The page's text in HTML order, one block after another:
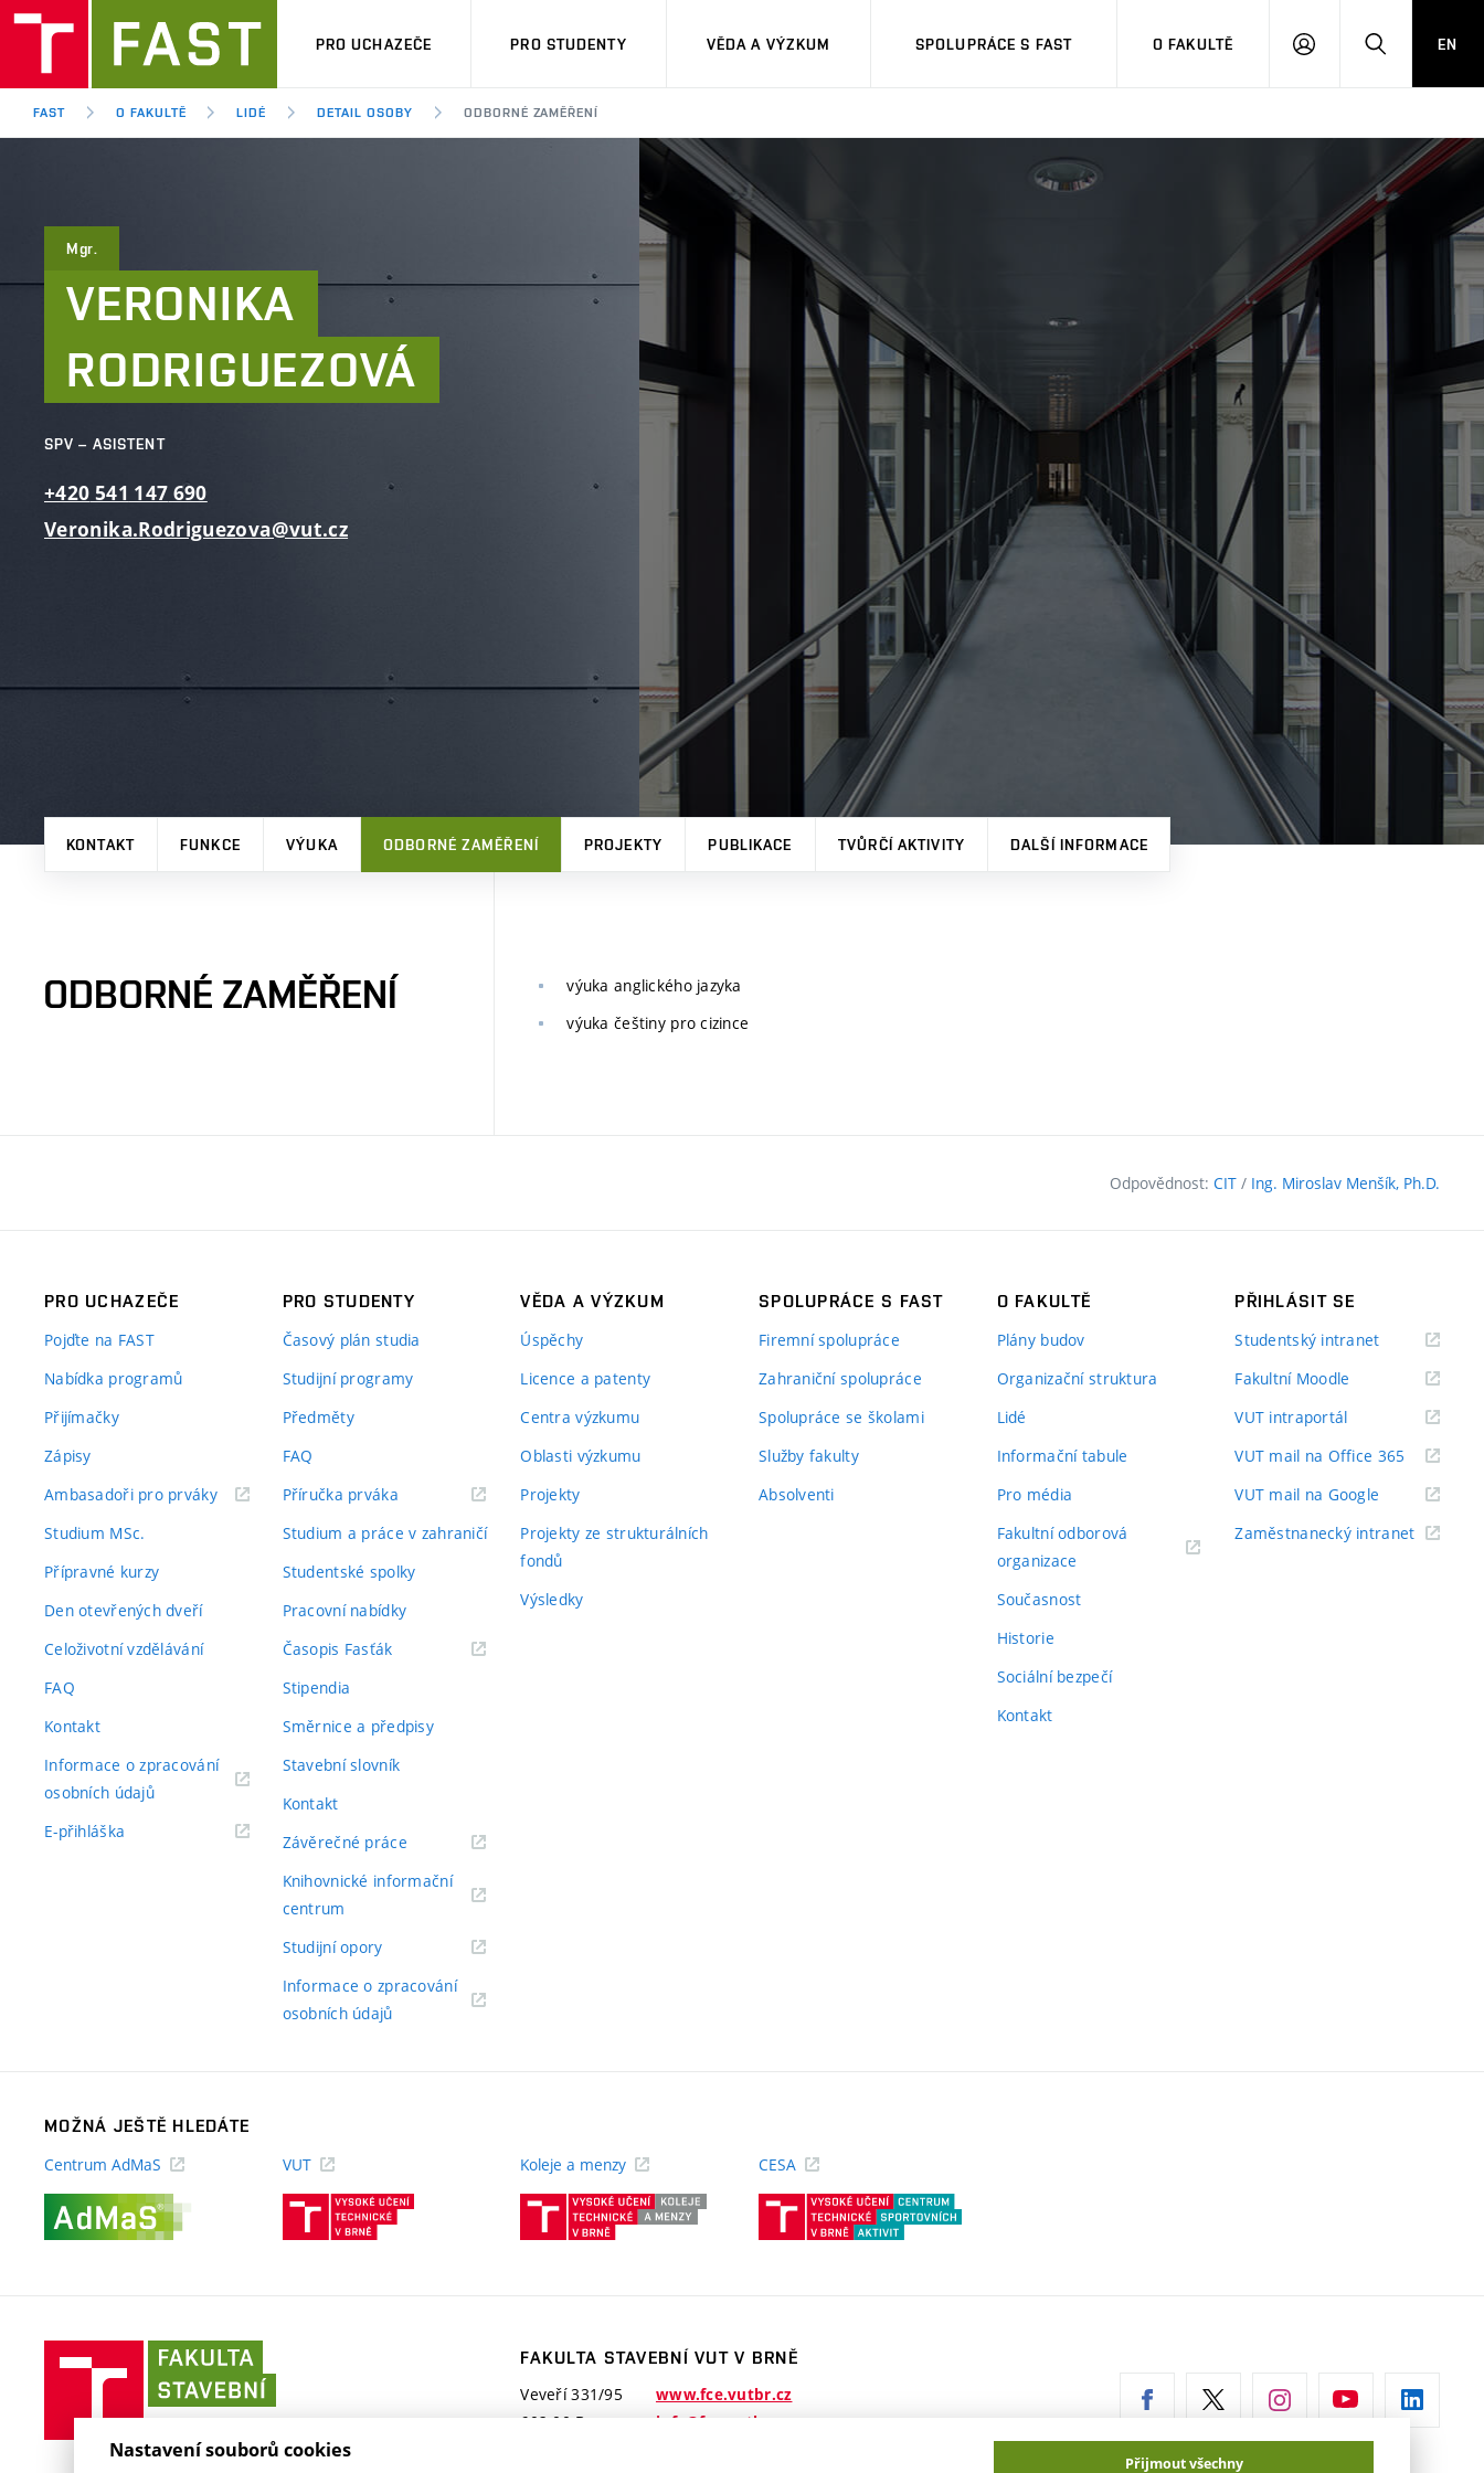
PRO UCHAZEČE PRO STUDENTY VĚDA A VÝZKUM SPOLUPRÁCE S FAST O FAKULTĚ
PŘIHLÁSITHLEDAT
EN
FAST O FAKULTĚ LIDÉ DETAIL OSOBY ODBORNÉ ZAMĚŘENÍ
Mgr.
VERONIKA
RODRIGUEZOVÁ
SPV – ASISTENT
+420 541 147 690
Veronika.Rodriguezova@vut.cz
KONTAKT FUNKCE VÝUKA ODBORNÉ ZAMĚŘENÍ PROJEKTY PUBLIKACE TVŮRČÍ AKTIVITY DALŠÍ INFORMACE
ODBORNÉ ZAMĚŘENÍ
výuka anglického jazyka
výuka češtiny pro cizince
Odpovědnost: CIT / Ing. Miroslav Menšík, Ph.D.
PRO UCHAZEČE
Pojďte na FAST
Nabídka programů
Přijímačky
Zápisy
Ambasadoři pro prváky(externí
Studium MSc.
Přípravné kurzy
Den otevřených dveří
Celoživotní vzdělávání
FAQ
Kontakt
Informace o zpracování
osobních údajů(externí
E-přihláška
PRO STUDENTY
Časový plán studia
Studijní programy
Předměty
FAQ
Příručka prváka(externí
Studium a práce v zahraničí
Studentské spolky
Pracovní nabídky
Časopis Fasťák(externí
Stipendia
Směrnice a předpisy
Stavební slovník
Kontakt
Závěrečné práce(externí
Knihovnické informační
centrum
Studijní opory(externí
Informace o zpracování
osobních údajů(externí
VĚDA A VÝZKUM
Úspěchy
Licence a patenty
Centra výzkumu
Oblasti výzkumu
Projekty
Projekty ze strukturálních
fondů
Výsledky
SPOLUPRÁCE S FAST
Firemní spolupráce
Zahraniční spolupráce
Spolupráce se školami
Služby fakulty
Absolventi
O FAKULTĚ
Plány budov
Organizační struktura
Lidé
Informační tabule
Pro média
Fakultní odborová
organizace
Současnost
Historie
Sociální bezpečí
Kontakt
PŘIHLÁSIT SE
Studentský intranet(externí
Fakultní Moodle
VUT intraportál(externí
VUT mail na Office 365 (externí
VUT mail na Google (externí
Zaměstnanecký intranet(externí
MOŽNÁ JEŠTĚ HLEDÁTE
Centrum AdMaS
VUT
(externí
Koleje a menzy
(externí
CESA
stavební
VUT
Brně
FAKULTA STAVEBNÍ VUT V BRNĚ
Veveří 331/95
602 00 Brno
www.fce.vutbr.cz
info@fce.vutbr.cz
Nastavení souborů cookies
Přijmout všechny